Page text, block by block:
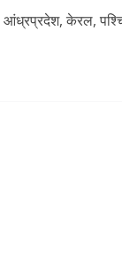
केरल,